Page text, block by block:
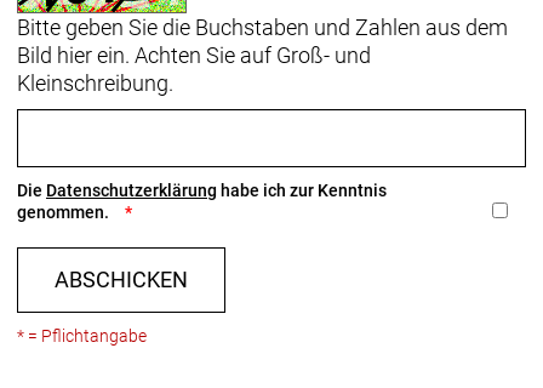
Bitte geben Sie die Buchstaben und Zahlen aus dem
Bild hier ein. Achten Sie auf Groß- und
Kleinschreibung.
Die Datenschutzerklärung habe ich zur Kenntnis
genommen.
ABSCHICKEN
* = Pflichtangabe